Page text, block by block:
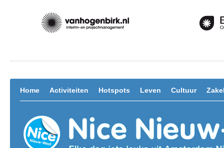
Home Activiteiten Hotspots Leven Cultuur